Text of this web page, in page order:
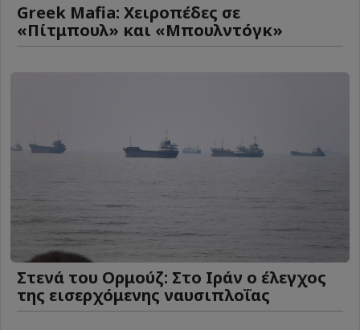
Greek Mafia: Χειροπέδες σε
«Πίτμπουλ» και «Μπουλντόγκ»
Στενά του Ορμούζ: Στο Ιράν ο έλεγχος
της εισερχόμενης ναυσιπλοΐας